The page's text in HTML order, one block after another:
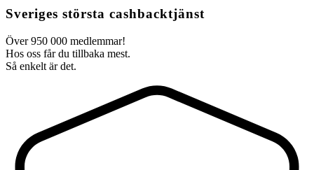
Sveriges största cashbacktjänst
Över 950 000 medlemmar!
Hos oss får du tillbaka mest.
Så enkelt är det.